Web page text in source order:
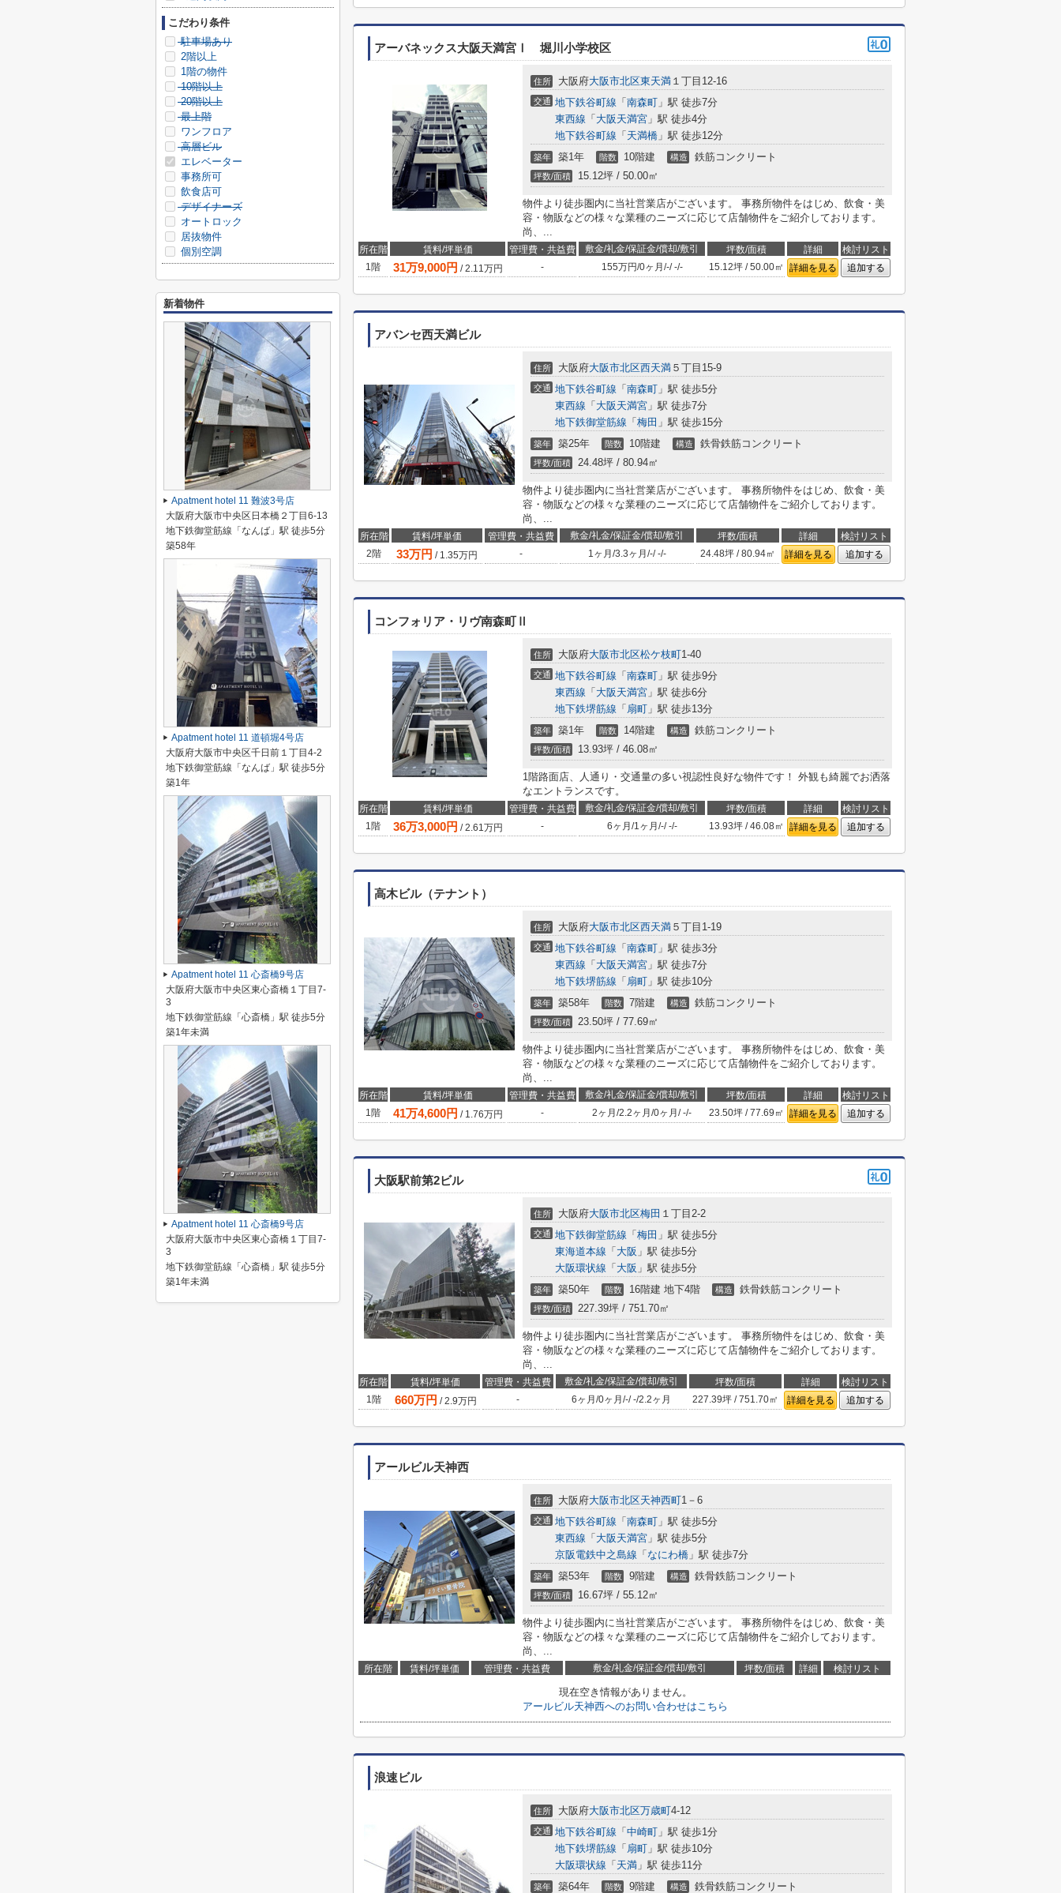
アーバネックス大阪天満宮Ⅰ 堀川小学校区
住所 大阪府大阪市北区東天満 １丁目12-16
交通 地下鉄谷町線 「 南森町 」駅 徒歩7分
東西線 「 大阪天満宮 」駅 徒歩4分
地下鉄谷町線 「 天満橋 」駅 徒歩12分
築年 築1年 階数 10階建 構造 鉄筋コンクリート
坪数/面積 15.12坪 / 50.00㎡
物件より徒歩圏内に当社営業店がございます。 事務所物件をはじめ、飲食・美
容・物販などの様々な業種のニーズに応じて店舗物件をご紹介しております。
尚、...
所在階 賃料/坪単価 管理費・共益費 敷金/礼金/保証金/償却/敷引 坪数/面積 詳細
検討リスト
1階
31万9,000円 /2.11万円 - 155万円/0ヶ月 /-/-/- 15.12坪 / 50.00㎡ 詳細を見る 追加する
アバンセ西天満ビル
住所 大阪府大阪市北区西天満 ５丁目15-9
交通 地下鉄谷町線 「 南森町 」駅 徒歩5分
東西線 「 大阪天満宮 」駅 徒歩7分
地下鉄御堂筋線 「 梅田 」駅 徒歩15分
築年 築25年 階数 10階建 構造 鉄骨鉄筋コンクリート
坪数/面積 24.48坪 / 80.94㎡
物件より徒歩圏内に当社営業店がございます。 事務所物件をはじめ、飲食・美
容・物販などの様々な業種のニーズに応じて店舗物件をご紹介しております。
尚、...
所在階 賃料/坪単価 管理費・共益費 敷金/礼金/保証金/償却/敷引 坪数/面積 詳細
検討リスト
2階
33万円 / 1.35万円 - 1ヶ月 /3.3ヶ月 /-/-/- 24.48坪 / 80.94㎡ 詳細を見る 追加する
コンフォリア・リヴ南森町Ⅱ
住所 大阪府大阪市北区松ケ枝町1-40
交通 地下鉄谷町線 「 南森町 」駅 徒歩9分
東西線 「 大阪天満宮 」駅 徒歩6分
地下鉄堺筋線 「 扇町 」駅 徒歩13分
築年 築1年 階数 14階建 構造 鉄筋コンクリート
坪数/面積 13.93坪 / 46.08㎡
1階路面店、人通り・交通量の多い視認性良好な物件です！ 外観も綺麗でお洒落
なエントランスです。
所在階 賃料/坪単価 管理費・共益費 敷金/礼金/保証金/償却/敷引 坪数/面積 詳細
検討リスト
1階
36万3,000円 /2.61万円 - 6ヶ月 /1ヶ月 /-/-/- 13.93坪 / 46.08㎡ 詳細を見る 追加する
高木ビル（テナント）
住所 大阪府大阪市北区西天満 ５丁目1-19
交通 地下鉄谷町線 「 南森町 」駅 徒歩3分
東西線 「 大阪天満宮 」駅 徒歩7分
地下鉄堺筋線 「 扇町 」駅 徒歩10分
築年 築58年 階数 7階建 構造 鉄筋コンクリート
坪数/面積 23.50坪 / 77.69㎡
物件より徒歩圏内に当社営業店がございます。 事務所物件をはじめ、飲食・美
容・物販などの様々な業種のニーズに応じて店舗物件をご紹介しております。
尚、...
所在階 賃料/坪単価 管理費・共益費 敷金/礼金/保証金/償却/敷引 坪数/面積 詳細
検討リスト
1階
41万4,600円 / 1.76万円 - 2ヶ月 /2.2ヶ月 /0ヶ月 /-/- 23.50坪 / 77.69㎡ 詳細を見る 追加する
大阪駅前第2ビル
住所 大阪府大阪市北区梅田 １丁目2-2
交通 地下鉄御堂筋線 「 梅田 」駅 徒歩5分
東海道本線 「 大阪 」駅 徒歩5分
大阪環状線 「 大阪 」駅 徒歩5分
築年 築50年 階数 16階建 地下4階 構造 鉄骨鉄筋コンクリート
坪数/面積 227.39坪 / 751.70㎡
物件より徒歩圏内に当社営業店がございます。 事務所物件をはじめ、飲食・美
容・物販などの様々な業種のニーズに応じて店舗物件をご紹介しております。
尚、...
所在階 賃料/坪単価 管理費・共益費 敷金/礼金/保証金/償却/敷引 坪数/面積 詳細
検討リスト
1階
660万円 /2.9万円 - 6ヶ月 /0ヶ月 /-/-/2.2ヶ月 227.39坪 / 751.70㎡ 詳細を見る 追加する
アールビル天神西
住所 大阪府大阪市北区天神西町1－6
交通 地下鉄谷町線 「 南森町 」駅 徒歩5分
東西線 「 大阪天満宮 」駅 徒歩5分
京阪電鉄中之島線 「 なにわ橋 」駅 徒歩7分
築年 築53年 階数 9階建 構造 鉄骨鉄筋コンクリート
坪数/面積 16.67坪 / 55.12㎡
物件より徒歩圏内に当社営業店がございます。 事務所物件をはじめ、飲食・美
容・物販などの様々な業種のニーズに応じて店舗物件をご紹介しております。
尚、...
所在階 賃料/坪単価 管理費・共益費 敷金/礼金/保証金/償却/敷引 坪数/面積 詳細 検討リスト
現在空き情報がありません。
アールビル天神西へのお問い合わせはこちら
浪速ビル
住所 大阪府大阪市北区万歳町4-12
交通 地下鉄谷町線 「 中崎町 」駅 徒歩1分
地下鉄堺筋線 「 扇町 」駅 徒歩10分
大阪環状線 「 天満 」駅 徒歩11分
築年 築64年 階数 9階建 構造 鉄骨鉄筋コンクリート
こだわり条件
駐車場あり
2階以上
1階の物件
10階以上
20階以上
最上階
ワンフロア
高層ビル
エレベーター
事務所可
飲食店可
デザイナーズ
オートロック
居抜物件
個別空調
新着物件
Apatment hotel 11 難波3号店
大阪府大阪市中央区日本橋２丁目6-13
地下鉄御堂筋線「なんば」駅 徒歩5分
築58年
Apatment hotel 11 道頓堀4号店
大阪府大阪市中央区千日前１丁目4-2
地下鉄御堂筋線「なんば」駅 徒歩5分
築1年
Apatment hotel 11 心斎橋9号店
大阪府大阪市中央区東心斎橋１丁目7-
3
地下鉄御堂筋線「心斎橋」駅 徒歩5分
築1年未満
Apatment hotel 11 心斎橋9号店
大阪府大阪市中央区東心斎橋１丁目7-
3
地下鉄御堂筋線「心斎橋」駅 徒歩5分
築1年未満